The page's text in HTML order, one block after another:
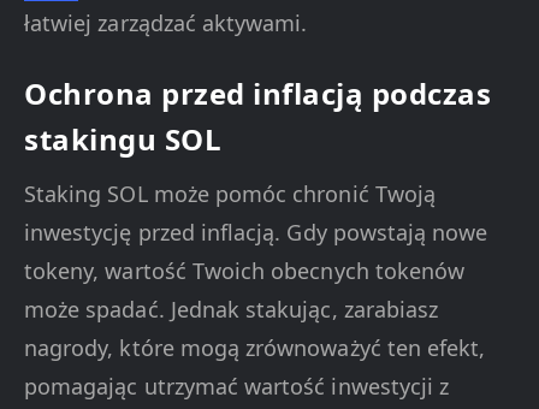
łatwiej zarządzać aktywami.
Ochrona przed inflacją podczas
stakingu SOL
Staking SOL może pomóc chronić Twoją
inwestycję przed inflacją. Gdy powstają nowe
tokeny, wartość Twoich obecnych tokenów
może spadać. Jednak stakując, zarabiasz
nagrody, które mogą zrównoważyć ten efekt,
pomagając utrzymać wartość inwestycji z